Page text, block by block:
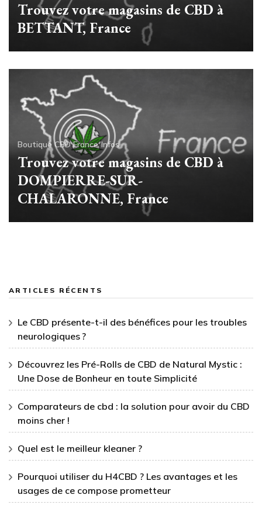
Trouvez votre magasins de CBD à
BETTANT, France
Boutique CBD France Infos
Trouvez votre magasins de CBD à
DOMPIERRE-SUR-
CHALARONNE, France
ARTICLES RÉCENTS
Le CBD présente-t-il des bénéfices pour les troubles
neurologiques ?
Découvrez les Pré-Rolls de CBD de Natural Mystic :
Une Dose de Bonheur en toute Simplicité
Comparateurs de cbd : la solution pour avoir du CBD
moins cher !
Quel est le meilleur kleaner ?
Pourquoi utiliser du H4CBD ? Les avantages et les
usages de ce compose prometteur